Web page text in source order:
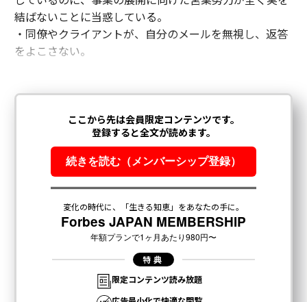
結ばないことに当惑している。
・同僚やクライアントが、自分のメールを無視し、返答
をよこさない。